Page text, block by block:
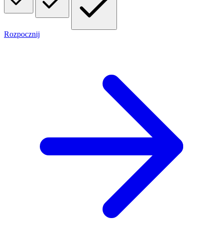
Rozpocznij